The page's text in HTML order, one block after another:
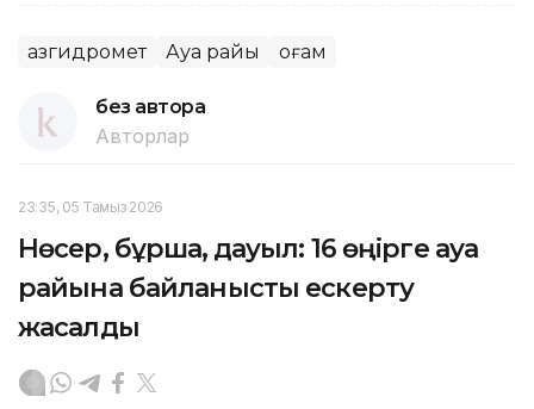
Қазгидромет Ауа райы Қоғам
без автора
Авторлар
23:35, 05 Тамыз 2026
Нөсер, бұршақ, дауыл: 16 өңірге ауа
райына байланысты ескерту
жасалды